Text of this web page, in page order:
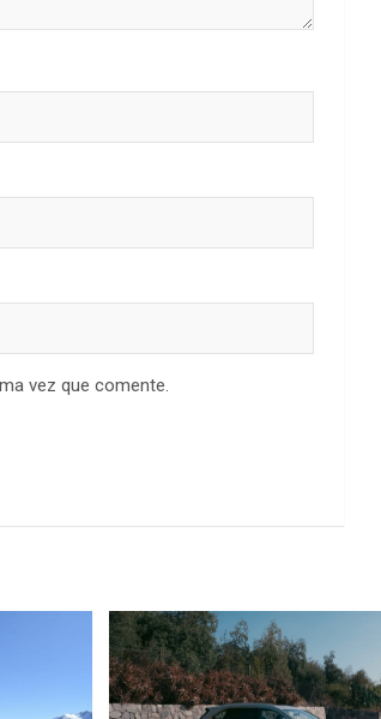
vez que comente.